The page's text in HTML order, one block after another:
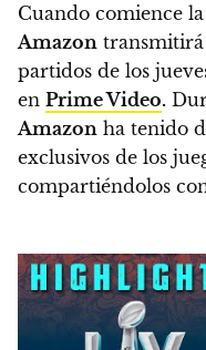
Cuando comience
Amazon transmitirá
partidos de los
en Prime Video.
Amazon ha tenido
exclusivos de los
compartiéndolos